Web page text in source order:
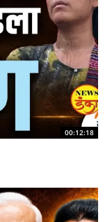
00:12:18